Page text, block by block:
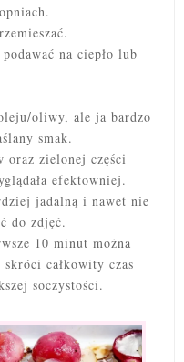
na ciepło lub
oliwy, ale ja bardzo
smak.
zielonej części
efektowniej.
jadalną i nawet nie
do zdjęć.
10 minut można
całkowity czas
soczystości.